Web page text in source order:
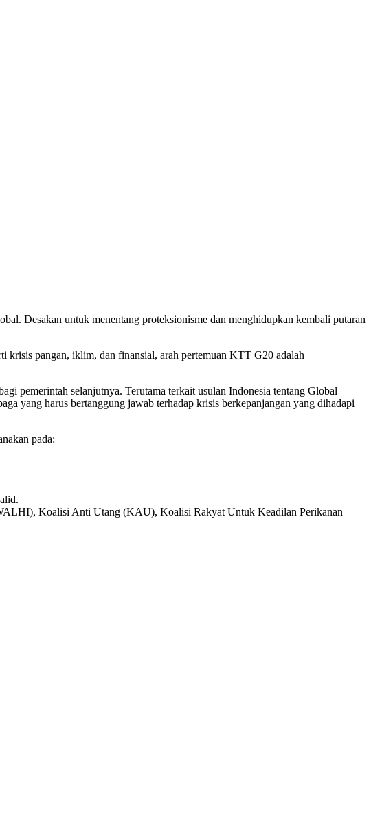
Desakan untuk menentang proteksionisme dan menghidupkan kembali putaran
krisis pangan, iklim, dan finansial, arah pertemuan KTT G20 adalah
pemerintah selanjutnya. Terutama terkait usulan Indonesia tentang Global
yang harus bertanggung jawab terhadap krisis berkepanjangan yang dihadapi
pada:
Koalisi Anti Utang (KAU), Koalisi Rakyat Untuk Keadilan Perikanan